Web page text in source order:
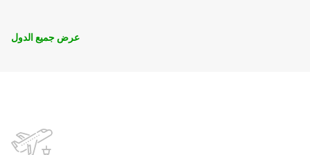
عرض جميع الدول